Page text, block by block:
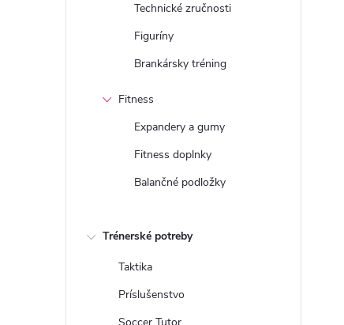
Technické zručnosti
Figuríny
Brankársky tréning
Fitness
Expandery a gumy
Fitness doplnky
Balančné podložky
Trénerské potreby
Taktika
Príslušenstvo